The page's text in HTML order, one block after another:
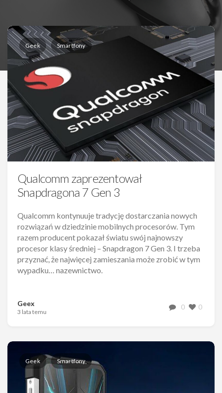
Geek Smartfony
Qualcomm zaprezentował
Snapdragona 7 Gen 3
Qualcomm kontynuuje tradycję dostarczania nowych
rozwiązań w dziedzinie mobilnych procesorów. Tym
razem producent pokazał światu swój najnowszy
procesor klasy średniej – Snapdragon 7 Gen 3. I trzeba
przyznać, że najwięcej zamieszania może zrobić w tym
wypadku… nazewnictwo.
Geex
3 lata temu
0 0
Geek Smartfony